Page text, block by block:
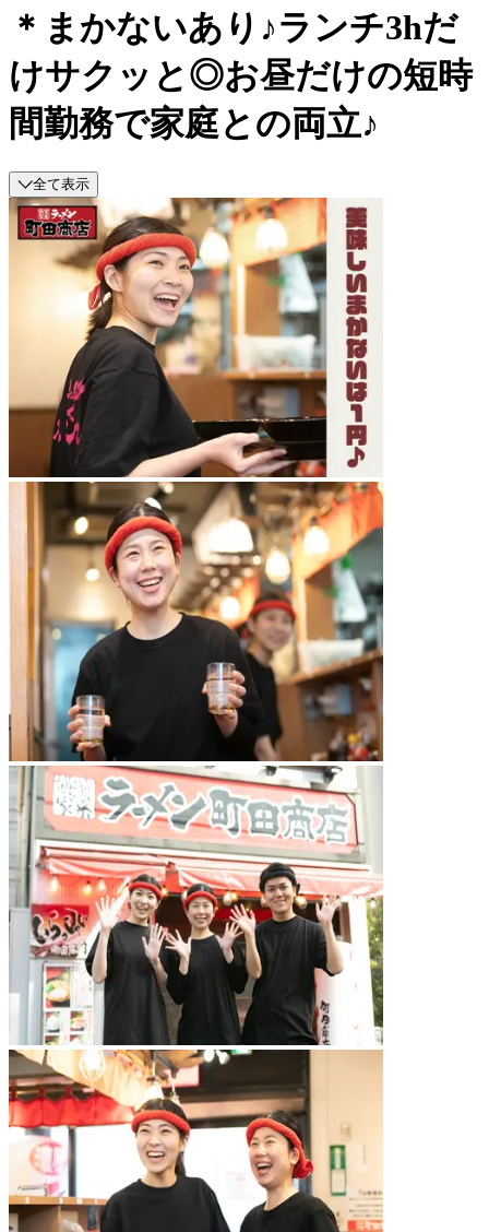
＊まかないあり♪ランチ3hだ
けサクッと◎お昼だけの短時
間勤務で家庭との両立♪
全て表示